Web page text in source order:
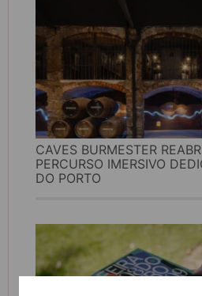
CAVES BURMESTER
PERCURSO IMERSIVO
DO PORTO